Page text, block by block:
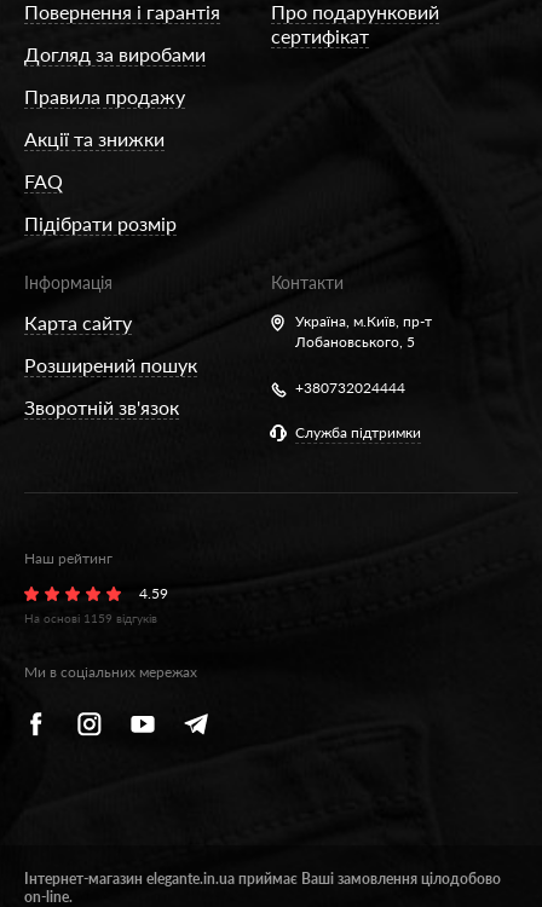
Повернення і гарантія
Догляд за виробами
Правила продажу
Акції та знижки
FAQ
Підібрати розмір
Про подарунковий
сертифікат
Інформація
Карта сайту
Розширений пошук
Зворотній зв'язок
Контакти
Україна, м.Київ, пр-т
Лобановського, 5
+380732024444
Служба підтримки
Наш рейтинг
4.59
На основі 1159 відгуків
Ми в соціальних мережах
Інтернет-магазин elegante.in.ua приймає Ваші замовлення цілодобово
on-line.